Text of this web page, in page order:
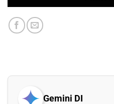
Gemini DI